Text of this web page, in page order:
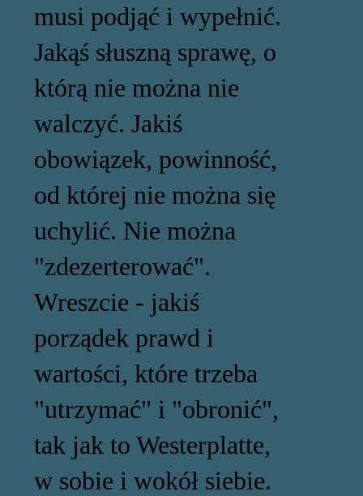
musi podjąć i wypełnić.
Jakąś słuszną sprawę, o
którą nie można nie
walczyć. Jakiś
obowiązek, powinność,
od której nie można się
uchylić. Nie można
"zdezerterować".
Wreszcie - jakiś
porządek prawd i
wartości, które trzeba
"utrzymać" i "obronić",
tak jak to Westerplatte,
w sobie i wokół siebie.